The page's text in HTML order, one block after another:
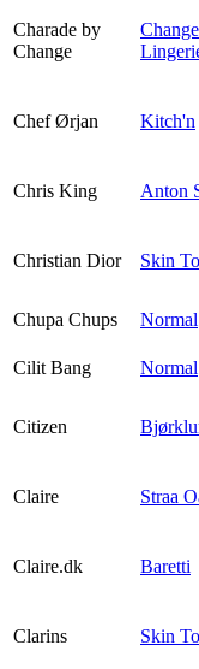
Charade by
Change
Change
Chef Ørjan Kitch'n
Chris King Anton
Christian Dior Skin
Chupa Chups
Normal
Cilit Bang
Normal
Citizen
Claire Straa
Claire.dk Baretti
Clarins Skin